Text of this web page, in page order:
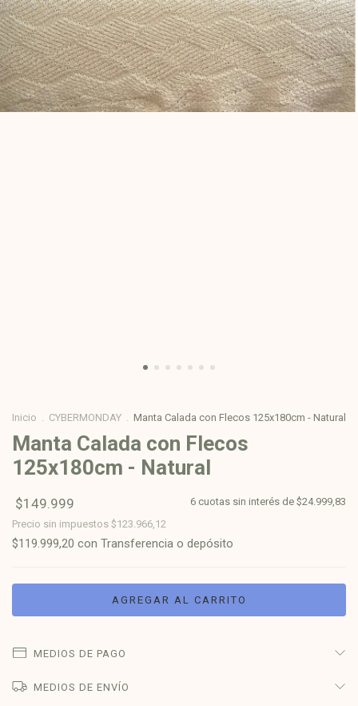
Inicio . CYBERMONDAY . Manta Calada con Flecos 125x180cm - Natural
Manta Calada con Flecos
125x180cm - Natural
$149.999 6 cuotas sin interés de $24.999,83
Precio sin impuestos $123.966,12
$119.999,20 con Transferencia o depósito
MEDIOS DE PAGO
MEDIOS DE ENVÍO